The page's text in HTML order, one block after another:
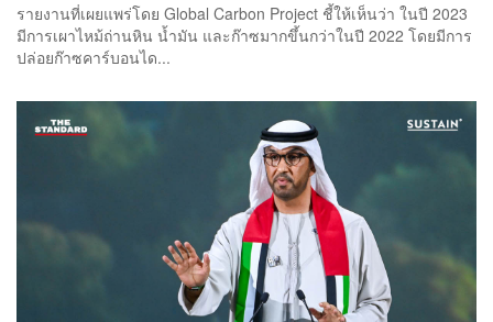
รายงานที่เผยแพร่โดย Global Carbon Project ชี้ให้เห็นว่า ในปี 2023
มีการเผาไหม้ถ่านหิน น้ำมัน และก๊าซมากขึ้นกว่าในปี 2022 โดยมีการ
ปล่อยก๊าซคาร์บอนได...